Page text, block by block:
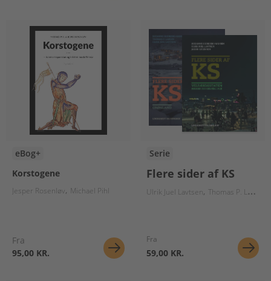
eBog+
Korstogene
Jesper Rosenløv Michael Pihl
Fra
95,00 KR.
Serie
Flere sider af KS
Ulrik Juel Lavtsen Thomas P. Larsen
Fra
59,00 KR.